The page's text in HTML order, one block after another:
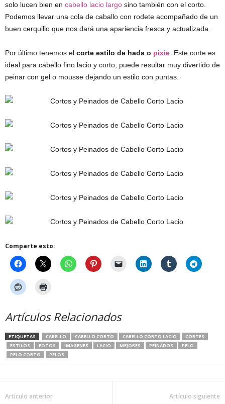
solo lucen bien en cabello lacio largo sino también con el corto.
Podemos llevar una cola de caballo con rodete acompañado de un
buen cerquillo que nos dará una apariencia fresca y actualizada.
Por último tenemos el corte estilo de hada o pixie . Este corte es
ideal para cabello fino lacio y corto, puede resultar muy divertido de
peinar con gel o mousse dejando un estilo con puntas.
Comparte esto:
Artículos Relacionados
ETIQUETAS CABELLO CABELLO CORTO CABELLO CORTO LACIO
CORTES
ESTILOS
FOTOS IMAGENES LACIO MEJORES PEINADOS
PELO
PELO CORTO
PELOS
Artículo anterior Artículo siguiente